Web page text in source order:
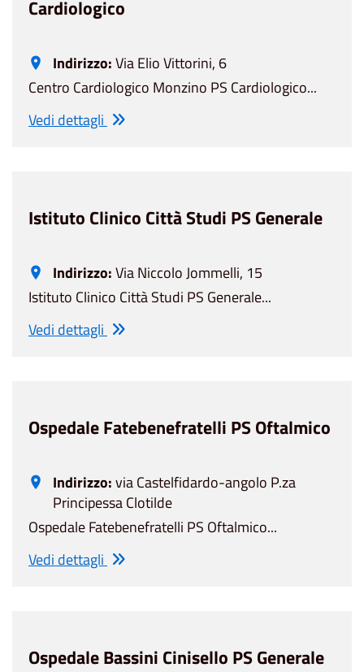
Cardiologico
Indirizzo:Via Elio Vittorini, 6
Centro Cardiologico Monzino PS Cardiologico...
Vedi dettagli
Istituto Clinico Città Studi PS Generale
Indirizzo:Via Niccolo Jommelli, 15
Istituto Clinico Città Studi PS Generale...
Vedi dettagli
Ospedale Fatebenefratelli PS Oftalmico
Indirizzo:via Castelfidardo-angolo P.za
Principessa Clotilde
Ospedale Fatebenefratelli PS Oftalmico...
Vedi dettagli
Ospedale Bassini Cinisello PS Generale